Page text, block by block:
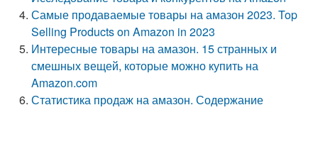
Самые продаваемые товары на амазон 2023. Top
Selling Products on Amazon in 2023
Интересные товары на амазон. 15 странных и
смешных вещей, которые можно купить на
Amazon.com
Статистика продаж на амазон. Содержание